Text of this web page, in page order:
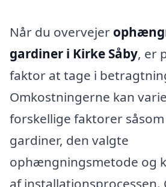
Når du overvejer
gardiner i Kirke Såby, er
faktor at tage i
Omkostningerne kan
forskellige faktorer
gardiner, den valgte
ophængningsmetode og
af installationsprocessen.